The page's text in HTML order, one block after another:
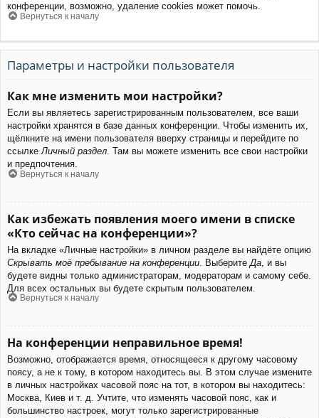
конференции, возможно, удаление cookies может помочь.
Вернуться к началу
Параметры и настройки пользователя
Как мне изменить мои настройки?
Если вы являетесь зарегистрированным пользователем, все ваши
настройки хранятся в базе данных конференции. Чтобы изменить их,
щёлкните на имени пользователя вверху страницы и перейдите по
ссылкеЛичный раздел. Там вы можете изменить все свои настройки
и предпочтения.
Вернуться к началу
Как избежать появления моего имени в списке
«Кто сейчас на конференции»?
На вкладке «Личные настройки» в личном разделе вы найдёте опцию
Скрывать моё пребывание на конференции . Выберите Да , и вы
будете видны только администраторам, модераторам и самому себе.
Для всех остальных вы будете скрытым пользователем.
Вернуться к началу
На конференции неправильное время!
Возможно, отображается время, относящееся к другому часовому
поясу, а не к тому, в котором находитесь вы. В этом случае измените
в личных настройках часовой пояс на тот, в котором вы находитесь:
Москва, Киев и т. д. Учтите, что изменять часовой пояс, как и
большинство настроек, могут только зарегистрированные